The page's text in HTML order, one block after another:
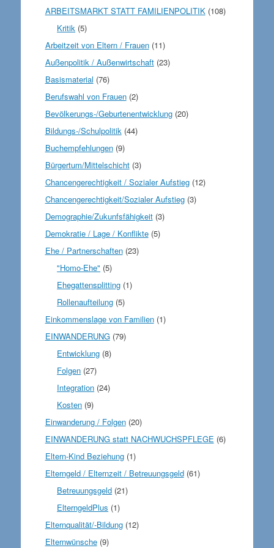
ARBEITSMARKT STATT FAMILIENPOLITIK(108)
Kritik (5)
Arbeitzeit von Eltern / Frauen(11)
Außenpolitik / Außenwirtschaft(23)
Basismaterial (76)
Berufswahl von Frauen(2)
Bevölkerungs-/Geburtenentwicklung(20)
Bildungs-/Schulpolitik(44)
Buchempfehlungen(9)
Bürgertum/Mittelschicht(3)
Chancengerechtigkeit / Sozialer Aufstieg(12)
Chancengerechtigkeit/Sozialer Aufstieg(3)
Demographie/Zukunfsfähigkeit(3)
Demokratie / Lage / Konflikte(5)
Ehe / Partnerschaften(23)
"Homo-Ehe" (5)
Ehegattensplitting (1)
Rollenaufteilung (5)
Einkommenslage von Familien(1)
EINWANDERUNG(79)
Entwicklung (8)
Folgen (27)
Integration (24)
Kosten (9)
Einwanderung / Folgen(20)
EINWANDERUNG statt NACHWUCHSPFLEGE (6)
Eltern-Kind Beziehung(1)
Elterngeld / Elternzeit / Betreuungsgeld(61)
Betreuungsgeld (21)
ElterngeldPlus (1)
Elternqualität/-Bildung(12)
Elternwünsche(9)